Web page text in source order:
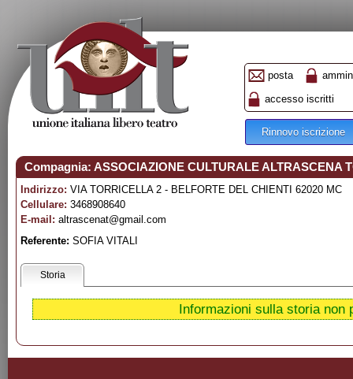
posta
accesso iscritti
Rinnovo iscrizione
Compagnia: ASSOCIAZIONE CULTURALE ALTRASCENA
Indirizzo: VIA TORRICELLA 2 - BELFORTE DEL CHIENTI 62020 MC
Cellulare: 3468908640
E-mail: altrascenat@gmail.com
Referente: SOFIA VITALI
Storia
Informazioni sulla storia non